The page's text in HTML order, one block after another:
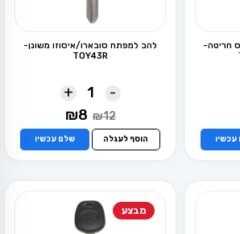
חריטה-
להב למפתח סובארו/איסוזו משונן-
TOY43R
-
+
₪12
המחיר
היה:
₪12.
₪8
הוא:
₪8.
הוסף לעגלה שלם עכשיו
מבצע